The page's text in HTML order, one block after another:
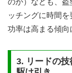
のか）なども、盗
ッチングに時間
功率は高まる傾向
3. リードの